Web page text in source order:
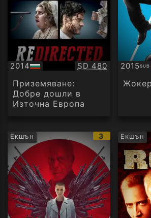
2014
БГ
аудио
Качество:
SD 480
Приземяване:
Добре дошли в
Източна Европа
2015SUB
Екшън
IMDb
рейтинг:
3 Екшън